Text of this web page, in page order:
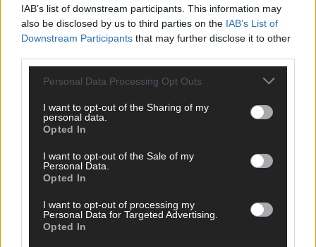
IAB’s list of downstream participants. This information may
also be disclosed by us to third parties on the IAB’s List of
Downstream Participants that may further disclose it to other
Personal Data Processing Opt Outs
I want to opt-out of the Sharing of my
personal data.
Opted In
I want to opt-out of the Sale of my
Personal Data.
Opted In
I want to opt-out of processing my
Personal Data for Targeted Advertising.
Opted In
Monaco, Sallys Café, Westernbrauerei – der
Europa-Park 2026 macht vieles neu
EXTRA
DARA gewinnt verdient, Israel beunruhigend –
Mai 2026